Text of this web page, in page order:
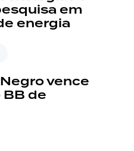
em
energia
vence
de